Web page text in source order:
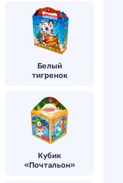
Белый
тигренок
Кубик
«Почтальон»